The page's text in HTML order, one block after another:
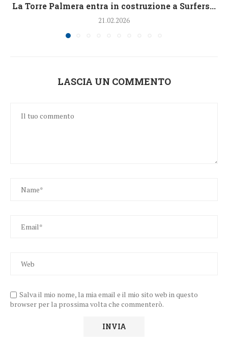
La Torre Palmera entra in costruzione a Surfers...
21.02.2026
LASCIA UN COMMENTO
Salva il mio nome, la mia email e il mio sito web in questo
browser per la prossima volta che commenterò.